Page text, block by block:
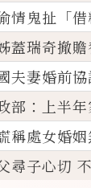
情鬼扯「
蓋瑞奇撤
夫妻婚前
部：上半
稱處女婚
尋子心切